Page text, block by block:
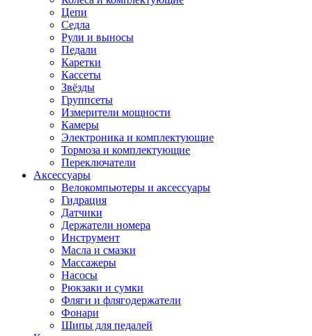
Цепи
Седла
Рули и выносы
Педали
Каретки
Кассеты
Звёзды
Группсеты
Измерители мощности
Камеры
Электроника и комплектующие
Тормоза и комплектующие
Переключатели
Аксессуары
Велокомпьютеры и аксессуары
Гидрация
Датчики
Держатели номера
Инструмент
Масла и смазки
Массажеры
Насосы
Рюкзаки и сумки
Фляги и флягодержатели
Фонари
Шипы для педалей